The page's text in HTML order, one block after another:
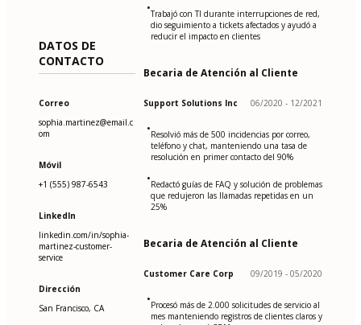
DATOS DE
CONTACTO
Correo
sophia.martinez@email.c
om
Móvil
+1 (555) 987-6543
LinkedIn
linkedin.com/in/sophia-
martinez-customer-
service
Dirección
San Francisco, CA
•Trabajó con TI durante interrupciones de red,
dio seguimiento a tickets afectados y ayudó a
reducir el impacto en clientes
Becaria de Atención al Cliente
Support Solutions Inc 06/2020 - 12/2021
•Resolvió más de 500 incidencias por correo,
teléfono y chat, manteniendo una tasa de
resolución en primer contacto del 90%
•Redactó guías de FAQ y solución de problemas
que redujeron las llamadas repetidas en un
25%
Becaria de Atención al Cliente
Customer Care Corp 09/2019 - 05/2020
•Procesó más de 2.000 solicitudes de servicio al
mes manteniendo registros de clientes claros y